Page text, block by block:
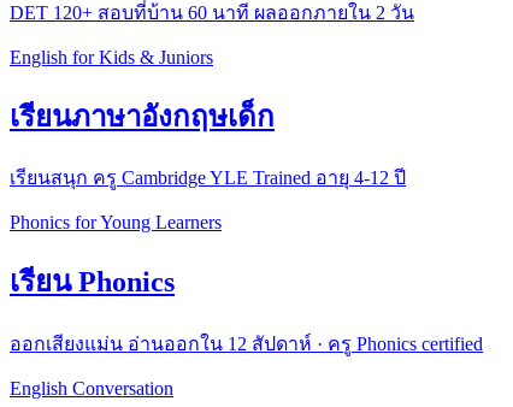
DET 120+ สอบที่บ้าน 60 นาที ผลออกภายใน 2 วัน
English for Kids & Juniors
เรียนภาษาอังกฤษเด็ก
เรียนสนุก ครู Cambridge YLE Trained อายุ 4-12 ปี
Phonics for Young Learners
เรียน Phonics
ออกเสียงแม่น อ่านออกใน 12 สัปดาห์ · ครู Phonics certified
English Conversation